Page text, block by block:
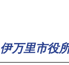
伊万里市役